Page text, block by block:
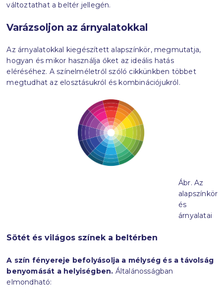
változtathat a beltér jellegén.
Varázsoljon az árnyalatokkal
Az árnyalatokkal kiegészített alapszínkör, megmutatja,
hogyan és mikor használja őket az ideális hatás
eléréséhez. A színelméletről szóló cikkünkben többet
megtudhat az elosztásukról és kombinációjukról.
Ábr. Az
alapszínkör
és
árnyalatai
Sötét és világos színek a beltérben
A szín fényereje befolyásolja a mélység és a távolság
benyomását a helyiségben. Általánosságban
elmondható: